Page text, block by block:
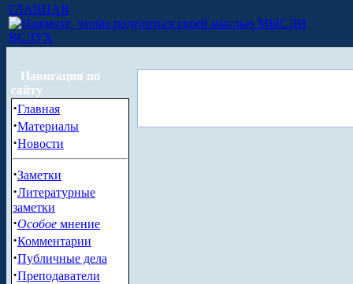
ГЛАВНАЯ
МЫСЛИ
ВСЛУХ
Навигация по
сайту
·Главная
·Материалы
·Новости
·Заметки
·Литературные
заметки
·Особое мнение
·Комментарии
·Публичные дела
·Преподаватели